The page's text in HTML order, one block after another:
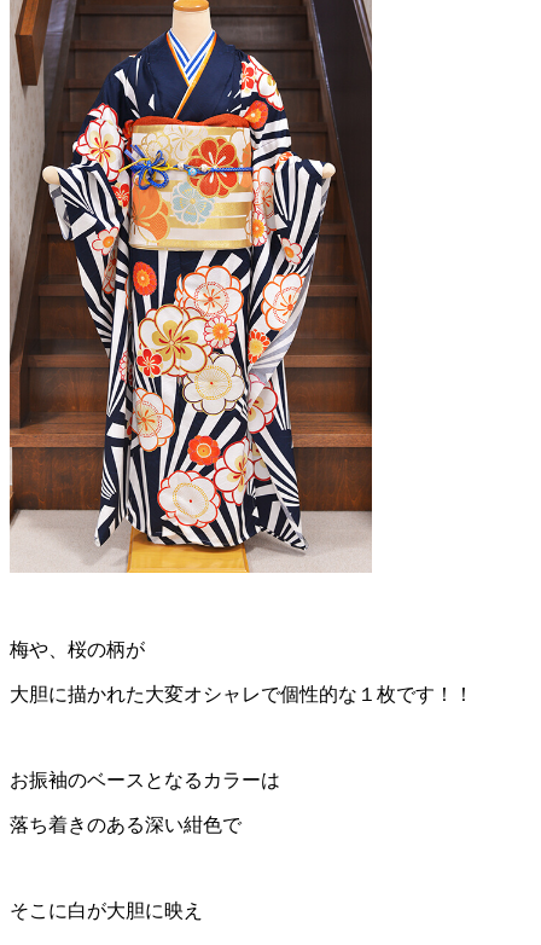
梅や、桜の柄が
大胆に描かれた大変オシャレで個性的な１枚です！！
お振袖のベースとなるカラーは
落ち着きのある深い紺色で
そこに白が大胆に映え